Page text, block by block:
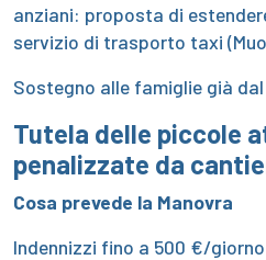
anziani: proposta di
servizio di trasporto taxi
Sostegno alle famiglie già
Tutela delle piccole
penalizzate da
Cosa prevede la Manovra
Indennizzi fino a 500 €/